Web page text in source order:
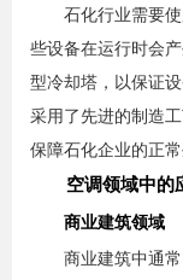
石化行业需要使
些设备在运行时会
型冷却塔，以保证
采用了先进的制造
保障石化企业的正常
空调领域中的
商业建筑领域
商业建筑中通常